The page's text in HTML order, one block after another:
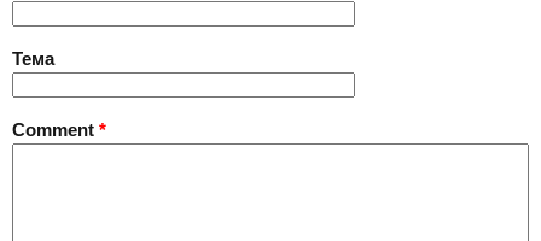
Тема
Comment *